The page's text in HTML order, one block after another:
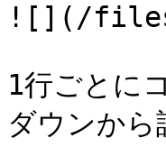
![](/files/-
1行ごとに
ダウンから